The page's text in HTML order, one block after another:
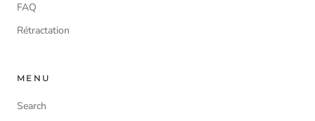
FAQ
Rétractation
MENU
Search